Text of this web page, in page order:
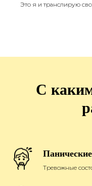
Это я и транслирую
С
Тревожные